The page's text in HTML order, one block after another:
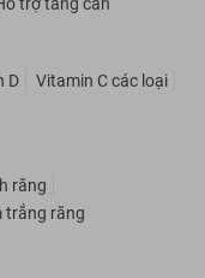
D
Vitamin C các loại
răng
trắng răng